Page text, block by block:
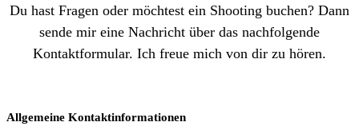
Du hast Fragen oder möchtest ein Shooting buchen? Dann
sende mir eine Nachricht über das nachfolgende
Kontaktformular. Ich freue mich von dir zu hören.
Allgemeine Kontaktinformationen